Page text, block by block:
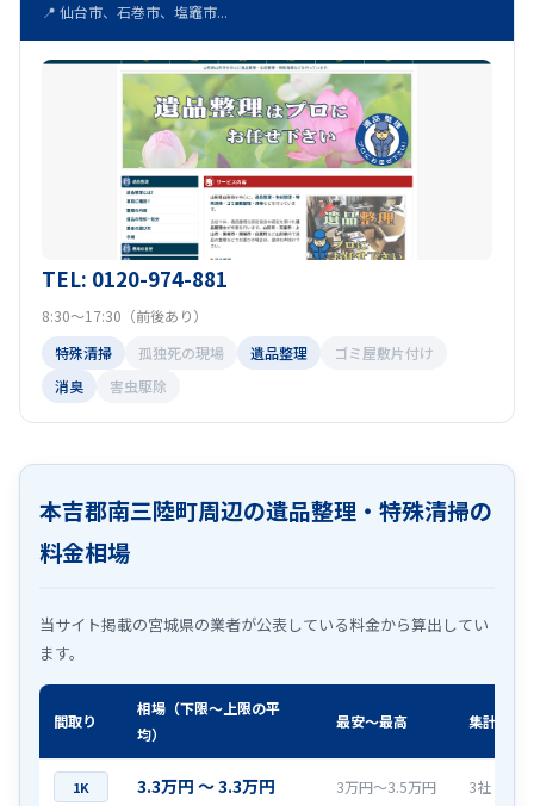
📍 仙台市、石巻市、塩竈市...
TEL: 0120-974-881
8:30～17:30（前後あり）
特殊清掃
孤独死の現場 遺品整理
ゴミ屋敷片付け
消臭
害虫駆除
本吉郡南三陸町周辺の遺品整理・特殊清掃の
料金相場
当サイト掲載の宮城県の業者が公表している料金から算出してい
ます。
間取り
相場（下限〜上限の平
均）
最安〜最高 集計社数
1K 3.3万円 〜 3.3万円 3万円〜3.5万円 3社